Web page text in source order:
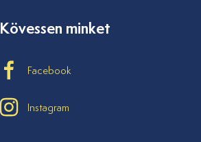
Kövessen minket
Facebook
Instagram